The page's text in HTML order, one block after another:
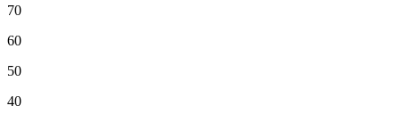
70
60
50
40